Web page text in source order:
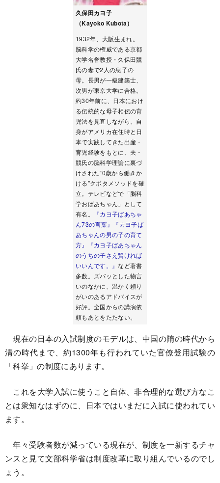
久保田カヨ子
（Kayoko Kubota）
1932年、大阪生まれ。
脳科学の権威である京都
大学名誉教授・久保田競
氏の妻で2人の息子の
母。長男が一級建築士、
次男が東京大学に合格。
約30年前に、日本におけ
る伝統的な母子相伝の育
児法を見直しながら、自
身がアメリカ在住時と日
本で実践してきた出産・
育児経験をもとに、夫・
競氏の脳科学理論に裏づ
けされた“0歳から働きか
ける”クボタメソッドを確
立。テレビなどで「脳科
学おばあちゃん」として
有名。
『カヨ子ばあちゃ
ん73の言葉』
『カヨ子ば
あちゃんの男の子の育て
方』
『カヨ子ばあちゃん
のうちの子さえ賢ければ
いいんです。』など著書
多数。ズバッとした物言
いのなかに、温かく頼り
がいのあるアドバイスが
好評。全国からの講演依
頼もあとをたたない。
現在の日本の入試制度のモデルは、中国の隋の時代から
清の時代まで、約1300年も行われていた官僚登用試験の
「科挙」の制度にあります。
これを大学入試に使うこと自体、非合理的な選び方なこ
とは衆知なはずのに、日本ではいまだに入試に使われてい
ます。
年々受験者数が減っている現在が、制度を一新するチャ
ンスと見て文部科学省は制度改革に取り組んでいるのでし
ょう。